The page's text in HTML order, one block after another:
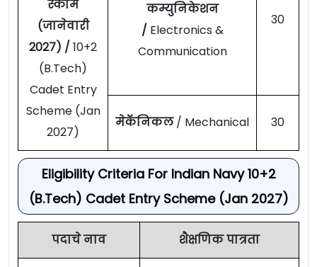
स्कीम
(जानेवारी
2027) / 10+2
(B.Tech)
Cadet Entry
Scheme (Jan
2027)
कम्युनिकेशन
/ Electronics &
Communication
30
मेकॅनिकल/ Mechanical 30
Eligibility Criteria For Indian Navy 10+2
(B.Tech) Cadet Entry Scheme (Jan 2027)
पदाचे नाव शैक्षणिक पात्रता